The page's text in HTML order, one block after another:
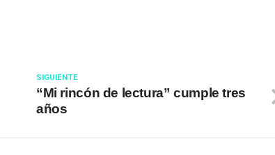
SIGUIENTE
“Mi rincón de lectura” cumple tres
años